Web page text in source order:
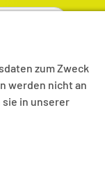
aus
zum Zweck
werden nicht an
in unserer